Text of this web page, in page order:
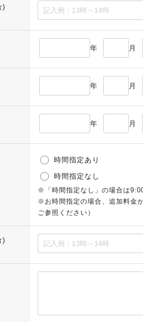
)
年 月
年 月
年 月
時間指定あり
時間指定なし
※「時間指定なし」の場合は
※お時間指定の場合、追加料金
ご参照ください）
)